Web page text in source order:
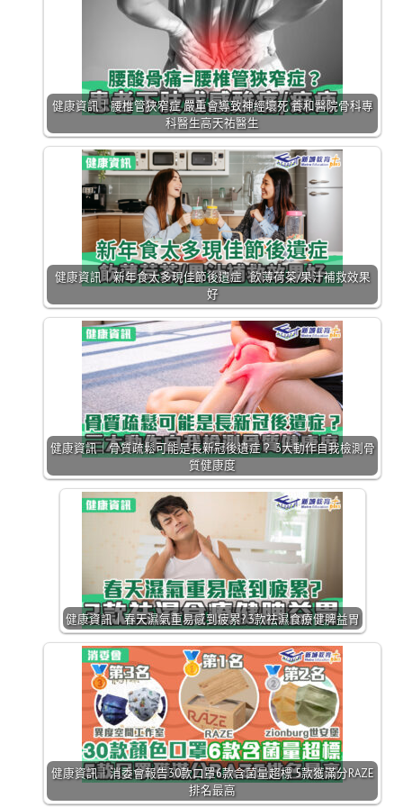
健康資訊｜腰椎管狹窄症 嚴重會導致神經壞死 養和醫院骨科專
科醫生高天祐醫生
健康資訊｜新年食太多現佳節後遺症 飲薄荷茶/果汁補救效果
好
健康資訊｜骨質疏鬆可能是長新冠後遺症？ 3大動作自我檢測骨
質健康度
健康資訊｜春天濕氣重易感到疲累? 3款祛濕食療健脾益胃
健康資訊｜消委會報告30款口罩6款含菌量超標 5款獲滿分RAZE
排名最高